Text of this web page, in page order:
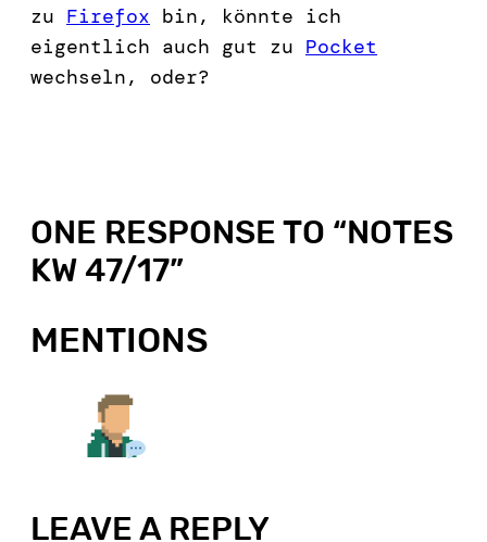
zu Firefox bin, könnte ich
eigentlich auch gut zu Pocket
wechseln, oder?
ONE RESPONSE TO “NOTES
KW 47/17”
MENTIONS
LEAVE A REPLY